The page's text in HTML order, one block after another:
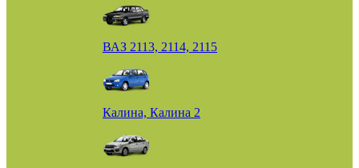
ВАЗ 2113, 2114, 2115
Калина, Калина 2